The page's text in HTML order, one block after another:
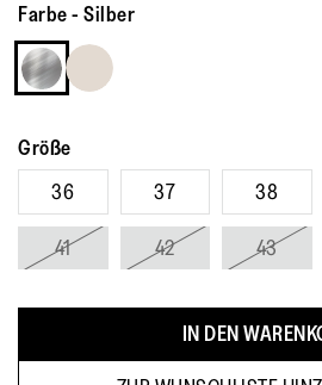
Farbe- Silber
Größe
36
37 38
41 42 43
IN DEN